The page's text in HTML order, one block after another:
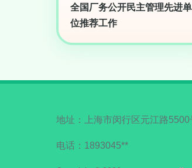
全国厂务公开民主管理先进单
位推荐工作
地址：上海市闵行区元江路
电话：1893045**